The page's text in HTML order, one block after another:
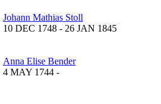
Johann Mathias Stoll
10 DEC 1748 - 26 JAN 1845
Anna Elise Bender
4 MAY 1744 -